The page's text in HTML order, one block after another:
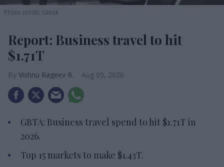
Photo credit: iStock
Report: Business travel to hit
$1.71T
Vishnu Rageev R. Aug 05, 2026
GBTA: Business travel spend to hit $1.71T in
2026.
Top 15 markets to make $1.43T.